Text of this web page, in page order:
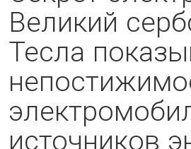
Великий
Тесла
источников